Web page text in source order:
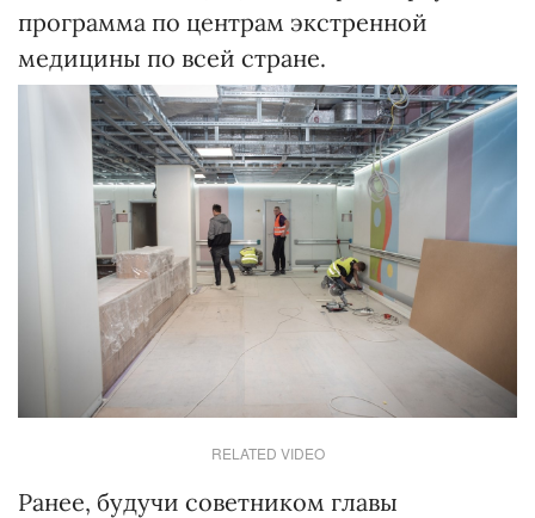
программа по центрам экстренной
медицины по всей стране.
RELATED VIDEO
Ранее, будучи советником главы